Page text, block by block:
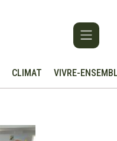
CLIMAT VIVRE-